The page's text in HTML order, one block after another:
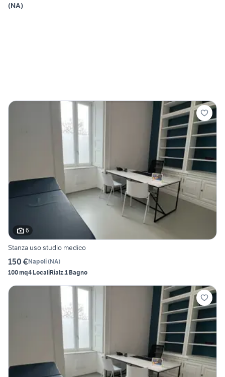
(NA)
6
Stanza uso studio medico
150 €Napoli(NA)
100 mq4 LocaliRialz.1 Bagno